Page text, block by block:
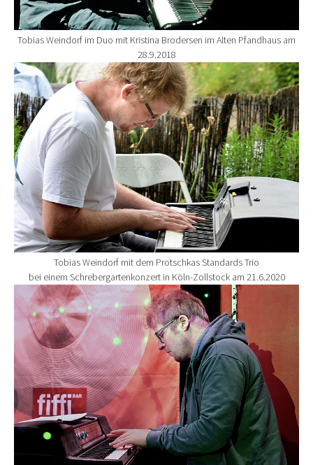
Tobias Weindorf im Duo mit Kristina Brodersen im Alten Pfandhaus am
28.9.2018
Show larger version for:
Tobias Weindorf mit dem Protschkas Standards Trio
bei einem Schrebergartenkonzert in Köln-Zollstock am 21.6.2020
Show larger version for: